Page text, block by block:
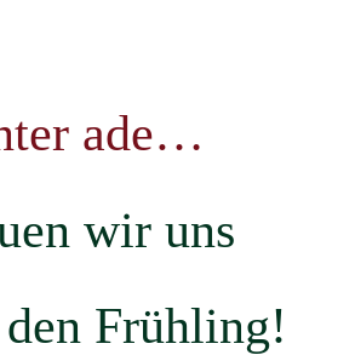
ade…
wir uns
Frühling!